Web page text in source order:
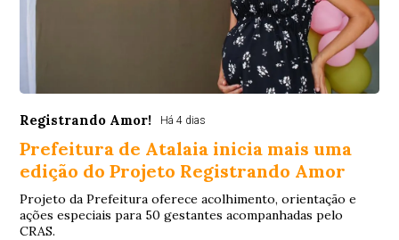
Registrando Amor! Há 4 dias
Prefeitura de Atalaia inicia mais uma
edição do Projeto Registrando Amor
Projeto da Prefeitura oferece acolhimento, orientação e
ações especiais para 50 gestantes acompanhadas pelo
CRAS.